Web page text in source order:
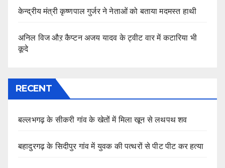
केन्द्रीय मंत्री कृष्णपाल गुर्जर ने नेताओं को बताया मदमस्त हाथी
अनिल विज औऱ कैप्टन अजय यादव के ट्वीट वार में कटारिया भी
कूदे
RECENT
बल्लभगढ़ के सीकरी गांव के खेतों में मिला खून से लथपथ शव
बहादुरगढ़ के सिदीपुर गांव में युवक की पत्थरों से पीट पीट कर हत्या